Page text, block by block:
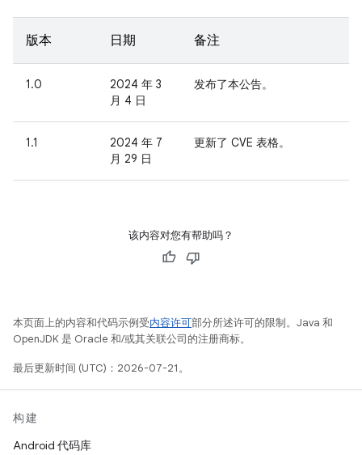
版本 日期 备注
1.0
2024 年 3
月 4 日
发布了本公告。
1.1
2024 年 7
月 29 日
更新了 CVE 表格。
该内容对您有帮助吗？
本页面上的内容和代码示例受内容许可部分所述许可的限制。Java 和
OpenJDK 是 Oracle 和/或其关联公司的注册商标。
最后更新时间 (UTC)：2026-07-21。
构建
Android 代码库